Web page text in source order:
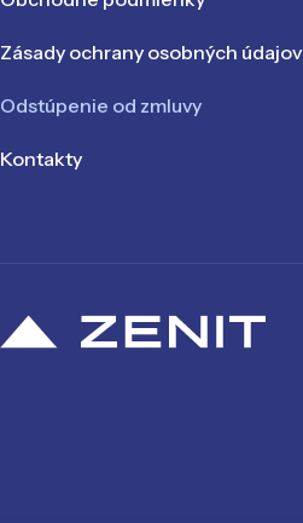
Zásady ochrany osobných údajov
Odstúpenie od zmluvy
Kontakty